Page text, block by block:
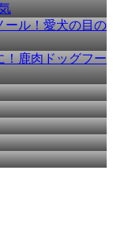
ール！愛犬の目の
！鹿肉ドッグフー